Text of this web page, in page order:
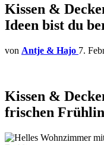
Kissen &
Ideen bist du
von Antje & Hajo 7.
Kissen &
frischen